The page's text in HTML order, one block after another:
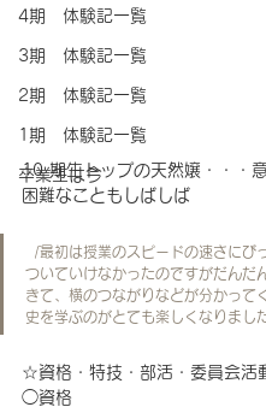
4期 体験記一覧
3期 体験記一覧
2期 体験記一覧
1期 体験記一覧
卒業生は今
10 期生トップの天然嬢・・・
困難なこともしばしば
「最初は授業のスピードの速さにび
ついていけなかったのですがだんだ
きて、横のつながりなどが分かって
史を学ぶのがとても楽しくなりまし
☆資格・特技・部活・委員会活
◯資格